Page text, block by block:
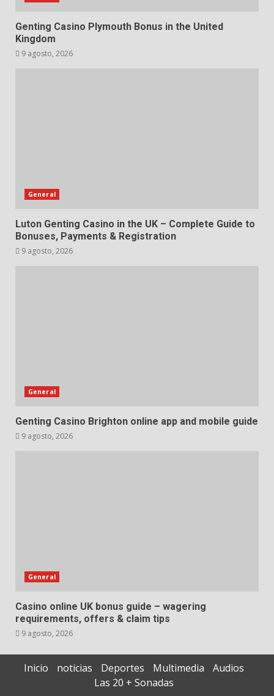
Genting Casino Plymouth Bonus in the United
Kingdom
9 agosto, 2026
General
Luton Genting Casino in the UK – Complete Guide to
Bonuses, Payments & Registration
9 agosto, 2026
General
Genting Casino Brighton online app and mobile guide
9 agosto, 2026
General
Casino online UK bonus guide – wagering
requirements, offers & claim tips
9 agosto, 2026
Inicio noticias Deportes Multimedia
Audios
Las 20 + Sonadas